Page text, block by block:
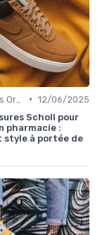
• 12/06/2025
Scholl pour
pharmacie :
à portée de